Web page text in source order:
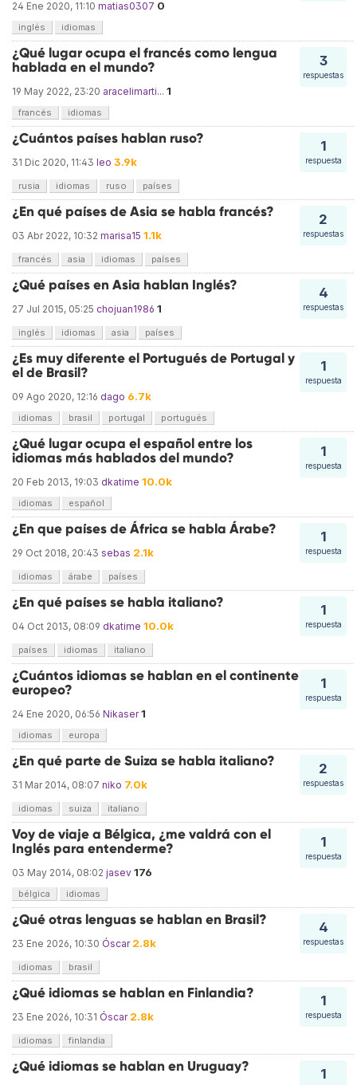
24 Ene 2020, 11:10 matias0307 0
inglés idiomas
3
respuestas
¿Qué lugar ocupa el francés como lengua
hablada en el mundo?
19 May 2022, 23:20 aracelimarti... 1
francés idiomas
1
respuesta
¿Cuántos países hablan ruso?
31 Dic 2020, 11:43 leo 3.9k
rusia idiomas ruso países
2
respuestas
¿En qué países de Asia se habla francés?
03 Abr 2022, 10:32 marisa15 1.1k
francés asia idiomas países
4
respuestas
¿Qué países en Asia hablan Inglés?
27 Jul 2015, 05:25 chojuan1986 1
inglés idiomas asia países
1
respuesta
¿Es muy diferente el Portugués de Portugal y
el de Brasil?
09 Ago 2020, 12:16 dago 6.7k
idiomas brasil portugal portugués
1
respuesta
¿Qué lugar ocupa el español entre los
idiomas más hablados del mundo?
20 Feb 2013, 19:03 dkatime 10.0k
idiomas español
1
respuesta
¿En que países de África se habla Árabe?
29 Oct 2018, 20:43 sebas 2.1k
idiomas árabe países
1
respuesta
¿En qué países se habla italiano?
04 Oct 2013, 08:09 dkatime 10.0k
países idiomas italiano
1
respuesta
¿Cuántos idiomas se hablan en el continente
europeo?
24 Ene 2020, 06:56 Nikaser 1
idiomas europa
2
respuestas
¿En qué parte de Suiza se habla italiano?
31 Mar 2014, 08:07 niko 7.0k
idiomas suiza italiano
1
respuesta
Voy de viaje a Bélgica, ¿me valdrá con el
Inglés para entenderme?
03 May 2014, 08:02 jasev 176
bélgica idiomas
4
respuestas
¿Qué otras lenguas se hablan en Brasil?
23 Ene 2026, 10:30 Óscar 2.8k
idiomas brasil
1
respuesta
¿Qué idiomas se hablan en Finlandia?
23 Ene 2026, 10:31 Óscar 2.8k
idiomas finlandia
1
¿Qué idiomas se hablan en Uruguay?